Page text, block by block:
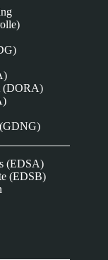
(DORA)
(GDNG)
(EDSA)
(EDSB)